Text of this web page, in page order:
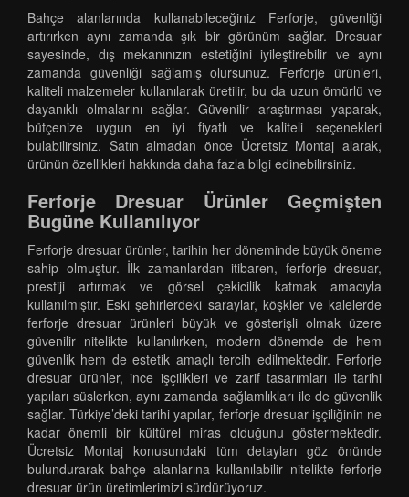
Bahçe alanlarında kullanabileceğiniz Ferforje, güvenliği
artırırken aynı zamanda şık bir görünüm sağlar. Dresuar
sayesinde, dış mekanınızın estetiğini iyileştirebilir ve aynı
zamanda güvenliği sağlamış olursunuz. Ferforje ürünleri,
kaliteli malzemeler kullanılarak üretilir, bu da uzun ömürlü ve
dayanıklı olmalarını sağlar. Güvenilir araştırması yaparak,
bütçenize uygun en iyi fiyatlı ve kaliteli seçenekleri
bulabilirsiniz. Satın almadan önce Ücretsiz Montaj alarak,
ürünün özellikleri hakkında daha fazla bilgi edinebilirsiniz.
Ferforje Dresuar Ürünler Geçmişten
Bugüne Kullanılıyor
Ferforje dresuar ürünler, tarihin her döneminde büyük öneme
sahip olmuştur. İlk zamanlardan itibaren, ferforje dresuar,
prestiji artırmak ve görsel çekicilik katmak amacıyla
kullanılmıştır. Eski şehirlerdeki saraylar, köşkler ve kalelerde
ferforje dresuar ürünleri büyük ve gösterişli olmak üzere
güvenilir nitelikte kullanılırken, modern dönemde de hem
güvenlik hem de estetik amaçlı tercih edilmektedir. Ferforje
dresuar ürünler, ince işçilikleri ve zarif tasarımları ile tarihi
yapıları süslerken, aynı zamanda sağlamlıkları ile de güvenlik
sağlar. Türkiye’deki tarihi yapılar, ferforje dresuar işçiliğinin ne
kadar önemli bir kültürel miras olduğunu göstermektedir.
Ücretsiz Montaj konusundaki tüm detayları göz önünde
bulundurarak bahçe alanlarına kullanılabilir nitelikte ferforje
dresuar ürün üretimlerimizi sürdürüyoruz.